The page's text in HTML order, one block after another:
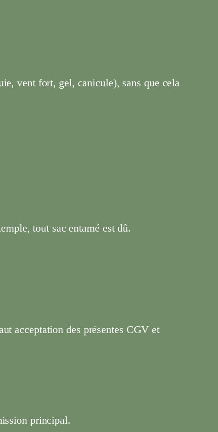
vent fort, gel, canicule), sans que cela
tout sac entamé est dû.
acceptation des présentes CGV et
principal.